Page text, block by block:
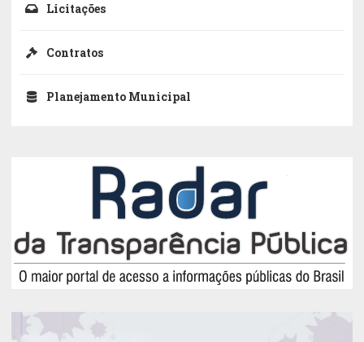
Licitações
Contratos
Planejamento Municipal